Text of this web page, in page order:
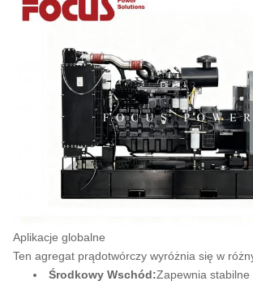
Aplikacje globalne
Ten agregat prądotwórczy wyróżnia się w
Środkowy Wschód:Zapewnia stabilne